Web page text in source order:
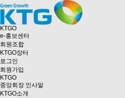
KTGO
e-홍보센터
회원조합
KTGO장터
로그인
회원가입
KTGO
중앙회장 인사말
KTGO소개